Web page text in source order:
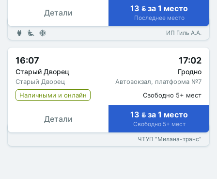
Детали 13  за 1 место
Последнее место
ИП Гиль А.А.
16:07
Старый Дворец
Старый Дворец
17:02
Гродно
Автовокзал, платформа №7
Наличными и онлайн
Свободно 5+ мест
Детали 13  за 1 место
Свободно 5+ мест
ЧТУП "Милана-транс"